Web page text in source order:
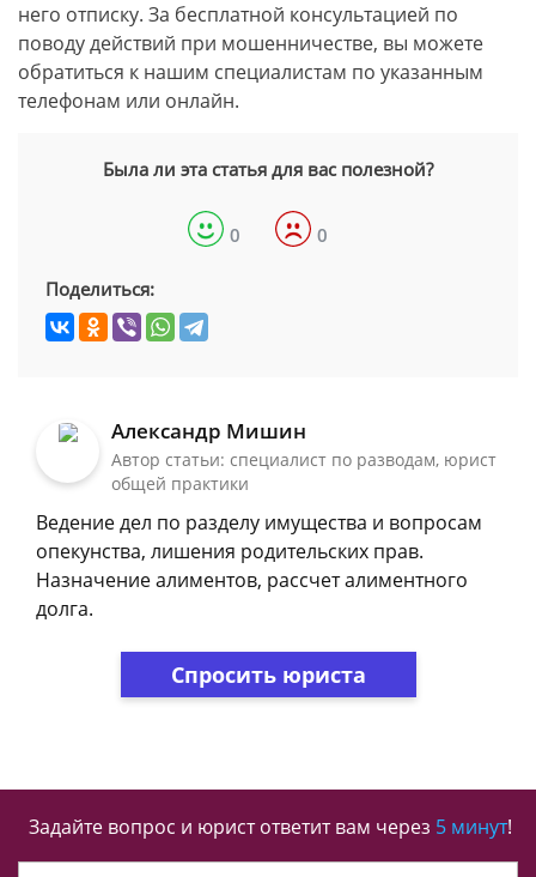
него отписку. За бесплатной консультацией по
поводу действий при мошенничестве, вы можете
обратиться к нашим специалистам по указанным
телефонам или онлайн.
Была ли эта статья для вас полезной?
0 0
Поделиться:
Александр Мишин
Автор статьи: специалист по разводам, юрист
общей практики
Ведение дел по разделу имущества и вопросам
опекунства, лишения родительских прав.
Назначение алиментов, рассчет алиментного
долга.
Спросить юриста
Задайте вопрос и юрист ответит вам через 5 минут!